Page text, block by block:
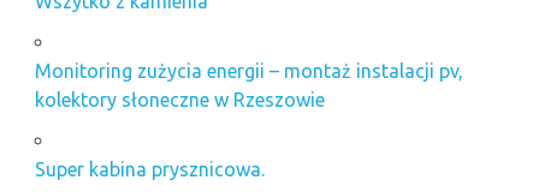
Monitoring zużycia energii – montaż instalacji pv,
kolektory słoneczne w Rzeszowie
Super kabina prysznicowa.